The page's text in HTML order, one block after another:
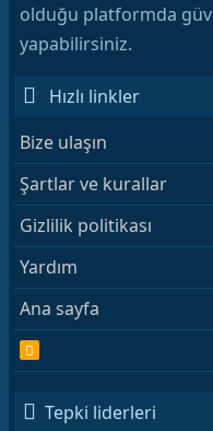
olduğu platformda
yapabilirsiniz.
Hızlı linkler
Bize ulaşın
Şartlar ve kurallar
Gizlilik politikası
Yardım
Ana sayfa
R
S
Tepki liderleri